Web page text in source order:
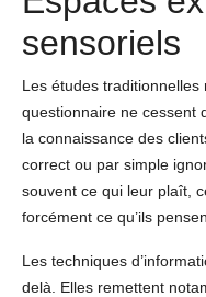
sensoriels
Les études
questionnaire ne cessent
la connaissance des
correct ou par simple
souvent ce qui leur plaît,
forcément ce qu’ils
Les techniques
delà. Elles remettent